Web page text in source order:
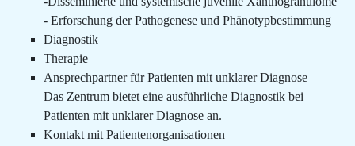
- Erforschung der Pathogenese und Phänotypbestimmung
Diagnostik
Therapie
Ansprechpartner für Patienten mit unklarer Diagnose
Das Zentrum bietet eine ausführliche Diagnostik bei
Patienten mit unklarer Diagnose an.
Kontakt mit Patientenorganisationen